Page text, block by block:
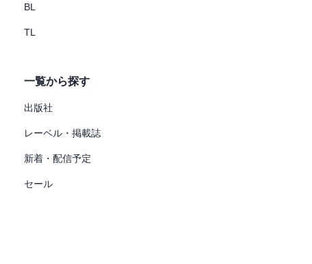
BL
TL
一覧から探す
出版社
レーベル・掲載誌
新着・配信予定
セール